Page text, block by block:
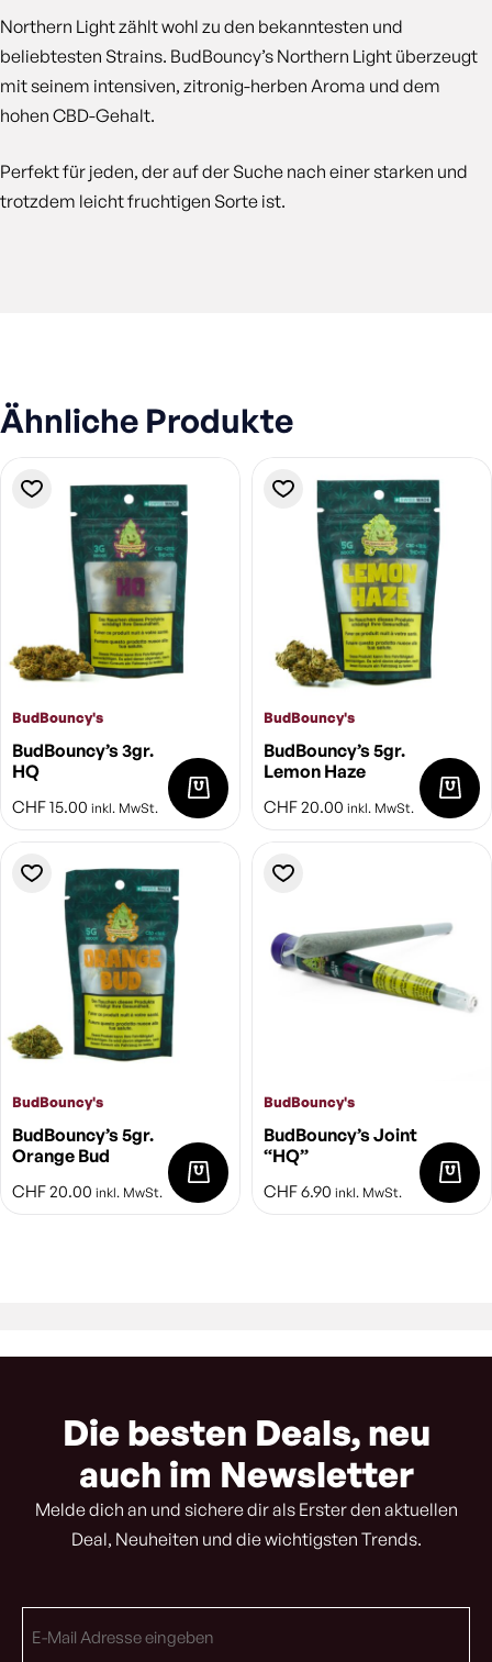
Northern Light zählt wohl zu den bekanntesten und
beliebtesten Strains. BudBouncy’s Northern Light überzeugt
mit seinem intensiven, zitronig-herben Aroma und dem
hohen CBD-Gehalt.
Perfekt für jeden, der auf der Suche nach einer starken und
trotzdem leicht fruchtigen Sorte ist.
Ähnliche Produkte
BudBouncy's
BudBouncy’s 3gr.
HQ
CHF15.00 inkl. MwSt.
BudBouncy's
BudBouncy’s 5gr.
Lemon Haze
CHF20.00 inkl. MwSt.
BudBouncy's
BudBouncy’s 5gr.
Orange Bud
CHF20.00 inkl. MwSt.
BudBouncy's
BudBouncy’s Joint
“HQ”
CHF6.90 inkl. MwSt.
Die besten Deals, neu
auch im Newsletter
Melde dich an und sichere dir als Erster den aktuellen
Deal, Neuheiten und die wichtigsten Trends.
Mail